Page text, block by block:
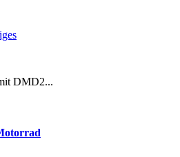
DMD2...